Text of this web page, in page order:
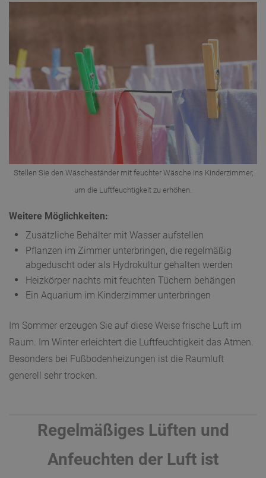
Stellen Sie den Wäscheständer mit feuchter Wäsche ins Kinderzimmer,
um die Luftfeuchtigkeit zu erhöhen.
Weitere Möglichkeiten:
Zusätzliche Behälter mit Wasser aufstellen
Pflanzen im Zimmer unterbringen, die regelmäßig
abgeduscht oder als Hydrokultur gehalten werden
Heizkörper nachts mit feuchten Tüchern behängen
Ein Aquarium im Kinderzimmer unterbringen
Im Sommer erzeugen Sie auf diese Weise frische Luft im
Raum. Im Winter erleichtert die Luftfeuchtigkeit das Atmen.
Besonders bei Fußbodenheizungen ist die Raumluft
generell sehr trocken.
Regelmäßiges Lüften und
Anfeuchten der Luft ist